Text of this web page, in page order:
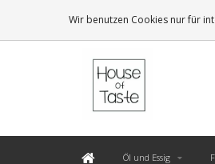
Öl und Essig
Wir benutzen Cookies nur für